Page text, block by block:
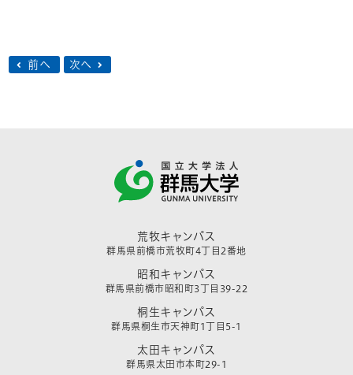
前へ 次へ
荒牧キャンパス
群馬県前橋市荒牧町4丁目2番地
昭和キャンパス
群馬県前橋市昭和町3丁目39-22
桐生キャンパス
群馬県桐生市天神町1丁目5-1
太田キャンパス
群馬県太田市本町29-1